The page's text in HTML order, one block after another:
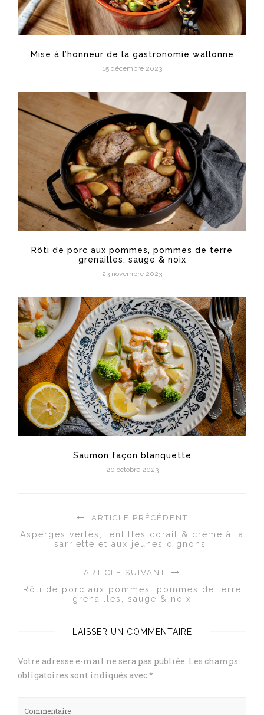
Mise à l’honneur de la gastronomie wallonne
15 décembre 2023
Rôti de porc aux pommes, pommes de terre
grenailles, sauge & noix
23 novembre 2023
Saumon façon blanquette
20 octobre 2023
ARTICLE PRÉCÉDENT
Asperges vertes, lentilles corail & crème à la
sarriette et aux jeunes oignons
ARTICLE SUIVANT
Rôti de porc aux pommes, pommes de terre
grenailles, sauge & noix
LAISSER UN COMMENTAIRE
Votre adresse e-mail ne sera pas publiée. Les champs
obligatoires sont indiqués avec*